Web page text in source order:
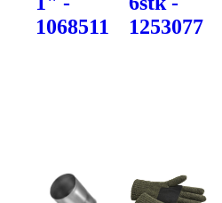
1068511
1253077